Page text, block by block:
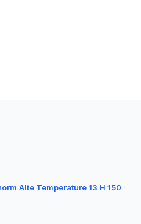
Alte Temperature 13 H 150